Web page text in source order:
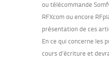
ou télécommande
RFXcom ou encore
présentation de ces
En ce qui concerne les
cours d’écriture et